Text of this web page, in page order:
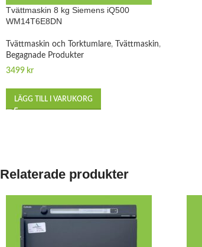
Tvättmaskin 8 kg Siemens iQ500
WM14T6E8DN
Tvättmaskin och Torktumlare, Tvättmaskin,
Begagnade Produkter
3499 kr
LÄGG TILL I VARUKORG
Relaterade produkter